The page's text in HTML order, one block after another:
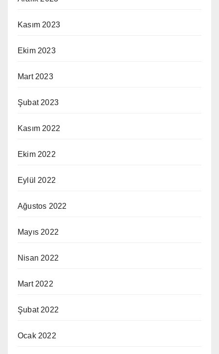
Kasım 2023
Ekim 2023
Mart 2023
Şubat 2023
Kasım 2022
Ekim 2022
Eylül 2022
Ağustos 2022
Mayıs 2022
Nisan 2022
Mart 2022
Şubat 2022
Ocak 2022